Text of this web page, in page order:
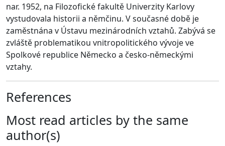
nar. 1952, na Filozofické fakultě Univerzity Karlovy
vystudovala historii a němčinu. V současné době je
zaměstnána v Ústavu mezinárodních vztahů. Zabývá se
zvláště problematikou vnitropolitického vývoje ve
Spolkové republice Německo a česko-německými
vztahy.
References
Most read articles by the same
author(s)